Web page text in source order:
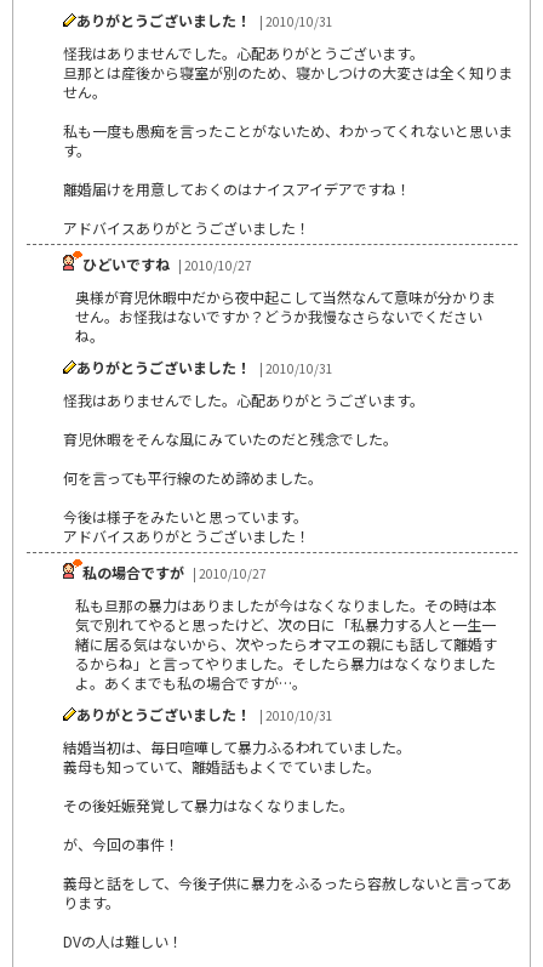
ありがとうございました！
| 2010/10/31
怪我はありませんでした。心配ありがとうございます。
旦那とは産後から寝室が別のため、寝かしつけの大変さは全く知りま
せん。
私も一度も愚痴を言ったことがないため、わかってくれないと思いま
す。
離婚届けを用意しておくのはナイスアイデアですね！
アドバイスありがとうございました！
ひどいですね | 2010/10/27
奥様が育児休暇中だから夜中起こして当然なんて意味が分かりま
せん。お怪我はないですか？どうか我慢なさらないでください
ね。
ありがとうございました！
| 2010/10/31
怪我はありませんでした。心配ありがとうございます。
育児休暇をそんな風にみていたのだと残念でした。
何を言っても平行線のため諦めました。
今後は様子をみたいと思っています。
アドバイスありがとうございました！
私の場合ですが | 2010/10/27
私も旦那の暴力はありましたが今はなくなりました。その時は本
気で別れてやると思ったけど、次の日に「私暴力する人と一生一
緒に居る気はないから、次やったらオマエの親にも話して離婚す
るからね」と言ってやりました。そしたら暴力はなくなりました
よ。あくまでも私の場合ですが…。
ありがとうございました！
| 2010/10/31
結婚当初は、毎日喧嘩して暴力ふるわれていました。
義母も知っていて、離婚話もよくでていました。
その後妊娠発覚して暴力はなくなりました。
が、今回の事件！
義母と話をして、今後子供に暴力をふるったら容赦しないと言ってあ
ります。
DVの人は難しい！